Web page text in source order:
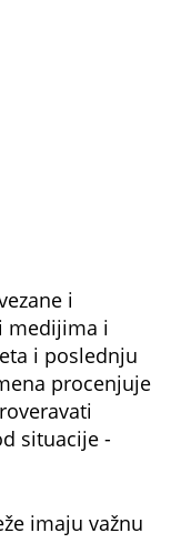
i
medijima i
i poslednju
procenjuje
situacije -
imaju važnu